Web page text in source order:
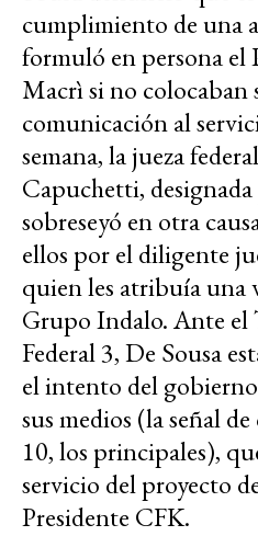
cumplimiento de una
formuló en persona el
Macrì si no colocaban
comunicación al
semana, la jueza
Capuchetti,
sobreseyó en otra
ellos por el diligente
quien les atribuía una
Grupo Indalo. Ante
Federal 3, De Sousa
el intento del
sus medios (la señal
10, los principales),
servicio del proyecto
Presidente CFK.